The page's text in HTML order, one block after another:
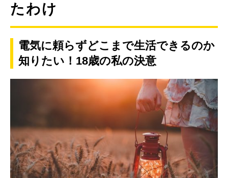
たわけ
電気に頼らずどこまで生活できるのか
知りたい！18歳の私の決意